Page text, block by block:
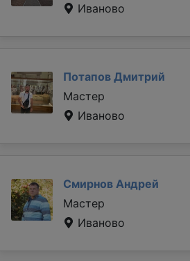
Иваново
Потапов Дмитрий
Мастер
Иваново
Смирнов Андрей
Мастер
Иваново